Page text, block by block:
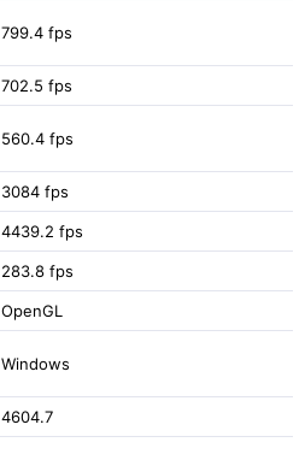
799.4 fps
702.5 fps
560.4 fps
3084 fps
4439.2 fps
283.8 fps
OpenGL
Windows
4604.7